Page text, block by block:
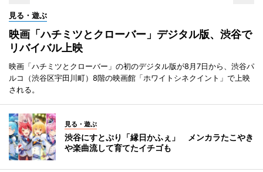
見る・遊ぶ
映画「ハチミツとクローバー」デジタル版、渋谷で
リバイバル上映
映画「ハチミツとクローバー」の初のデジタル版が8月7日から、渋谷パ
ルコ（渋谷区宇田川町）8階の映画館「ホワイトシネクイント」で上映
される。
見る・遊ぶ
渋谷にすとぷり「縁日かふぇ」 メンカラたこやき
や楽曲流して育てたイチゴも